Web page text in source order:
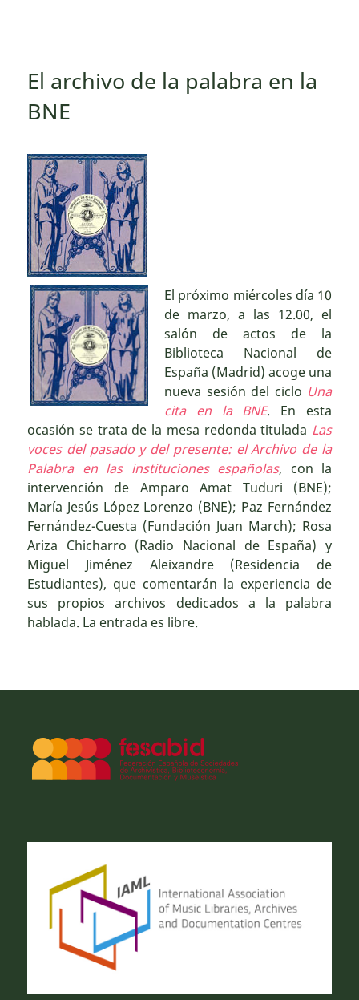
El archivo de la palabra en la
BNE
El próximo miércoles día 10
de marzo, a las 12.00, el
salón de actos de la
Biblioteca Nacional de
España (Madrid) acoge una
nueva sesión del ciclo Una
cita en la BNE. En esta
ocasión se trata de la mesa redonda titulada Las
voces del pasado y del presente: el Archivo de la
Palabra en las instituciones españolas, con la
intervención de Amparo Amat Tuduri (BNE);
María Jesús López Lorenzo (BNE); Paz Fernández
Fernández-Cuesta (Fundación Juan March); Rosa
Ariza Chicharro (Radio Nacional de España) y
Miguel Jiménez Aleixandre (Residencia de
Estudiantes), que comentarán la experiencia de
sus propios archivos dedicados a la palabra
hablada. La entrada es libre.